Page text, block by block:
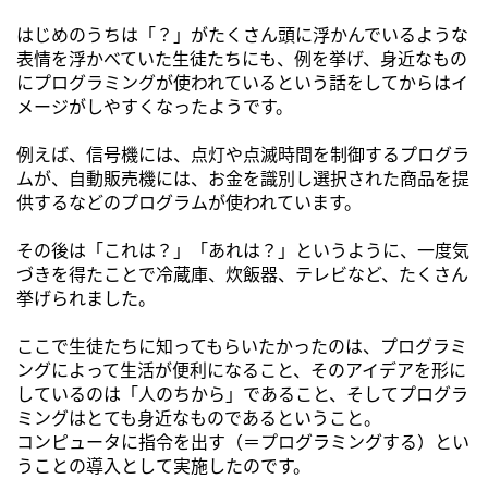
はじめのうちは「？」がたくさん頭に浮かんでいるような
表情を浮かべていた生徒たちにも、例を挙げ、身近なもの
にプログラミングが使われているという話をしてからはイ
メージがしやすくなったようです。
例えば、信号機には、点灯や点滅時間を制御するプログラ
ムが、自動販売機には、お金を識別し選択された商品を提
供するなどのプログラムが使われています。
その後は「これは？」「あれは？」というように、一度気
づきを得たことで冷蔵庫、炊飯器、テレビなど、たくさん
挙げられました。
ここで生徒たちに知ってもらいたかったのは、プログラミ
ングによって生活が便利になること、そのアイデアを形に
しているのは「人のちから」であること、そしてプログラ
ミングはとても身近なものであるということ。
コンピュータに指令を出す（＝プログラミングする）とい
うことの導入として実施したのです。